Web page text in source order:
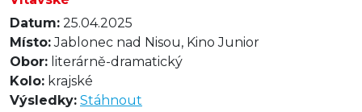
Datum: 25.04.2025
Místo:Jablonec nad Nisou, Kino Junior
Obor: literárně-dramatický
Kolo: krajské
Výsledky: Stáhnout